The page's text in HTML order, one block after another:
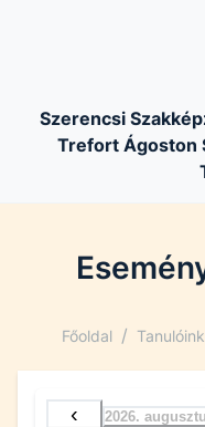
Szerencsi
Trefort Ágoston
Főoldal /
‹ 2026.